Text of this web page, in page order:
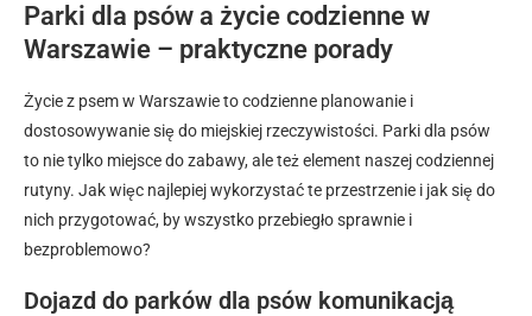
Parki dla psów a życie codzienne w
Warszawie – praktyczne porady
Życie z psem w Warszawie to codzienne planowanie i
dostosowywanie się do miejskiej rzeczywistości. Parki dla psów
to nie tylko miejsce do zabawy, ale też element naszej codziennej
rutyny. Jak więc najlepiej wykorzystać te przestrzenie i jak się do
nich przygotować, by wszystko przebiegło sprawnie i
bezproblemowo?
Dojazd do parków dla psów komunikacją